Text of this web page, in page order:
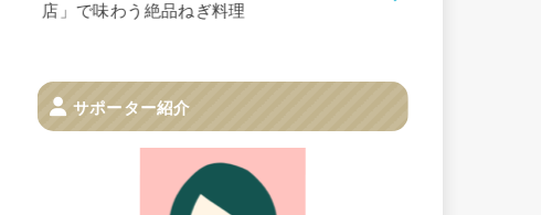
店」で味わう絶品ねぎ料理
サポーター紹介